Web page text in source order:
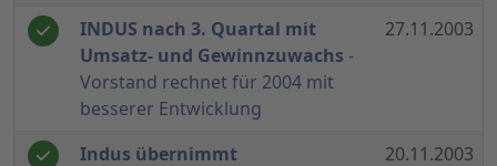
INDUS nach 3. Quartal mit
Umsatz- und Gewinnzuwachs -
Vorstand rechnet für 2004 mit
besserer Entwicklung
27.11.2003
Indus übernimmt
20.11.2003